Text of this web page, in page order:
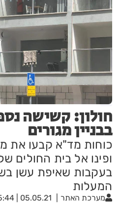
חולון: קשישה
בבניין מגורים
כוחות מד"א קבעו את
ופינו אל בית החולים
בעקבות שאיפת עשן
המעלות
מערכת האתר 05.05.21 | 15:44